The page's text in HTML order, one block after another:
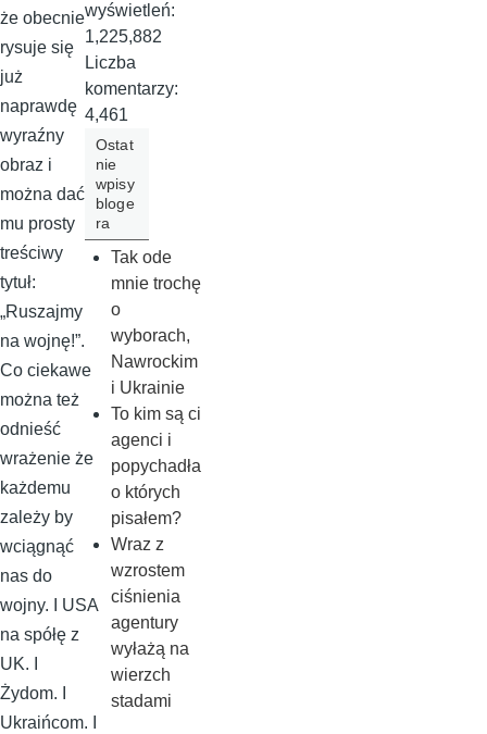
że obecnie
rysuje się
już
naprawdę
wyraźny
obraz i
można dać
mu prosty
treściwy
tytuł:
„Ruszajmy
na wojnę!”.
Co ciekawe
można też
odnieść
wrażenie że
każdemu
zależy by
wciągnąć
nas do
wojny. I USA
na spółę z
UK. I
Żydom. I
Ukraińcom. I
wyświetleń:
1,225,882
Liczba
komentarzy:
4,461
Ostat
nie
wpisy
bloge
ra
Tak ode
mnie trochę
o
wyborach,
Nawrockim
i Ukrainie
To kim są ci
agenci i
popychadła
o których
pisałem?
Wraz z
wzrostem
ciśnienia
agentury
wyłażą na
wierzch
stadami